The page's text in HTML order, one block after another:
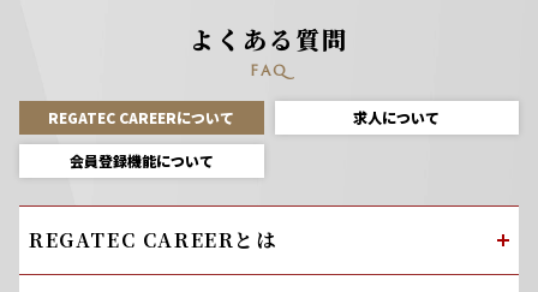
よくある質問
FAQ
REGATEC CAREERについて 求人について
会員登録機能について
REGATEC CAREERとは